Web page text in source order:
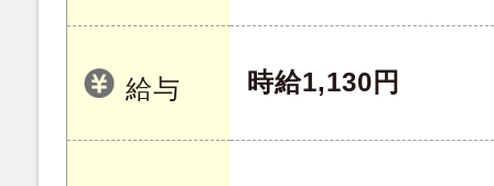
給与 時給1,130円